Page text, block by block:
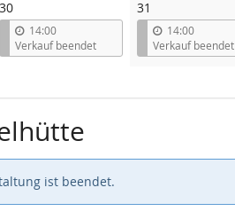
30
14:00
Verkauf beendet
31
14:00
Verkauf beendet
ist beendet.